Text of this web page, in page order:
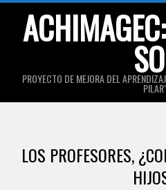
PROYECTO DE MEJORA DEL
Menu
LOS PROFESORES,